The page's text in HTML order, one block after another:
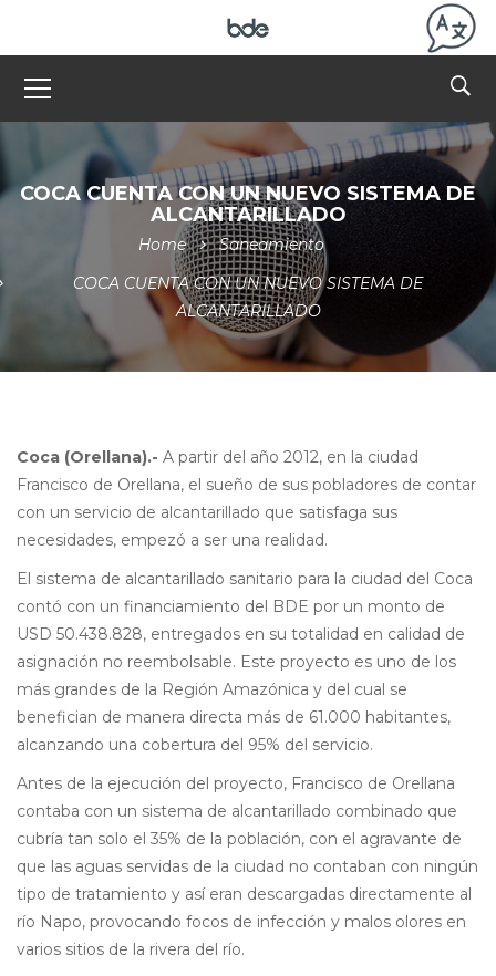
COCA CUENTA CON UN NUEVO SISTEMA DE
ALCANTARILLADO
Home
Saneamiento
COCA CUENTA CON UN NUEVO SISTEMA DE
ALCANTARILLADO
Coca (Orellana).- A partir del año 2012, en la ciudad
Francisco de Orellana, el sueño de sus pobladores de contar
con un servicio de alcantarillado que satisfaga sus
necesidades, empezó a ser una realidad.
El sistema de alcantarillado sanitario para la ciudad del Coca
contó con un financiamiento del BDE por un monto de
USD 50.438.828, entregados en su totalidad en calidad de
asignación no reembolsable. Este proyecto es uno de los
más grandes de la Región Amazónica y del cual se
benefician de manera directa más de 61.000 habitantes,
alcanzando una cobertura del 95% del servicio.
Antes de la ejecución del proyecto, Francisco de Orellana
contaba con un sistema de alcantarillado combinado que
cubría tan solo el 35% de la población, con el agravante de
que las aguas servidas de la ciudad no contaban con ningún
tipo de tratamiento y así eran descargadas directamente al
río Napo, provocando focos de infección y malos olores en
varios sitios de la rivera del río.